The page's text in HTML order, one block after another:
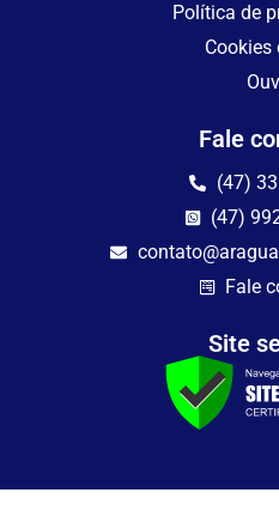
Política de
Cookies
Fale
(47)
(47)
Fale
Site